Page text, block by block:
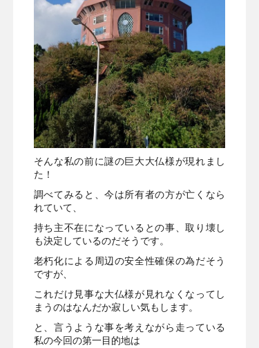
そんな私の前に謎の巨大大仏様が現れまし
た！
調べてみると、今は所有者の方が亡くなら
れていて、
持ち主不在になっているとの事、取り壊し
も決定しているのだそうです。
老朽化による周辺の安全性確保の為だそう
ですが、
これだけ見事な大仏様が見れなくなってし
まうのはなんだか寂しい気もします。
と、言うような事を考えながら走っている
私の今回の第一目的地は